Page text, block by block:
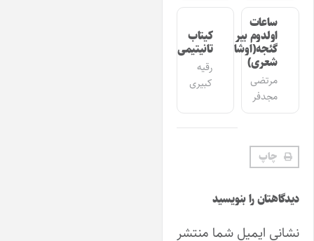
ساعات
اولدوم بیر
گئجه(اوشاق
شعری)
مرتضی
مجدفر
کیتاب
تانیتیمی
کبیری
چاپ
را بنویسید
ایمیل شما منتشر